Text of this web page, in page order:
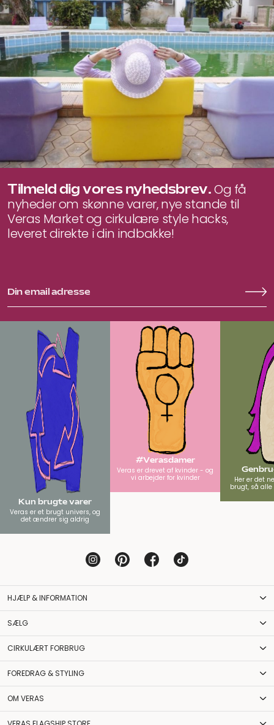
Tilmeld dig vores nyhedsbrev.Og få
nyheder om skønne varer, nye stande til
Veras Market og cirkulære style hacks,
leveret direkte i din indbakke!
Kun brugte varer
Veras er et brugt univers, og
det ændrer sig aldrig
#Verasdamer
Veras er drevet af kvinder - og
vi arbejder for kvinder
Her er det
brugt, så
HJÆLP & INFORMATION
SÆLG
CIRKULÆRT FORBRUG
FOREDRAG & STYLING
OM VERAS